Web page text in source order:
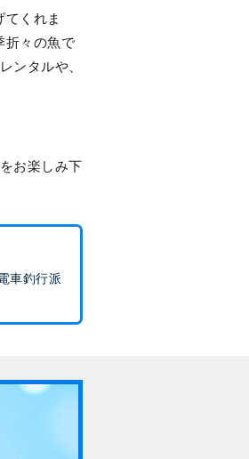
くれま
折々の魚で
ンタルや、
お楽しみ下
車釣行派